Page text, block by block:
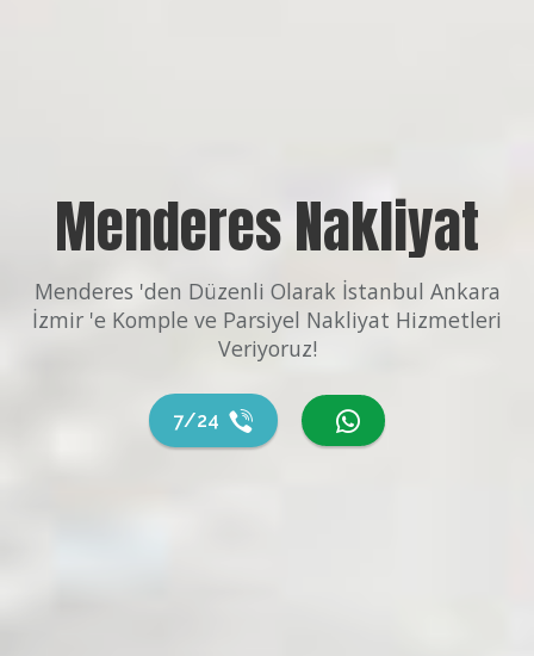
Menderes Nakliyat
Menderes 'den Düzenli Olarak İstanbul Ankara
İzmir 'e Komple ve Parsiyel Nakliyat Hizmetleri
Veriyoruz!
7/24